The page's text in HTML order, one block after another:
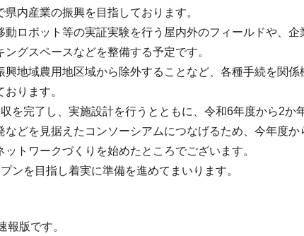
内産業の振興を目指しております。
動ロボット等の実証実験を行う屋内外のフィールドや、
グスペースなどを整備する予定です。
興地域農用地区域から除外することなど、各種手続を関
ります。
を完了し、実施設計を行うとともに、令和6年度から2か
などを見据えたコンソーシアムにつなげるため、今年度
トワークづくりを始めたところでございます。
ンを目指し着実に準備を進めてまいります。
報版です。